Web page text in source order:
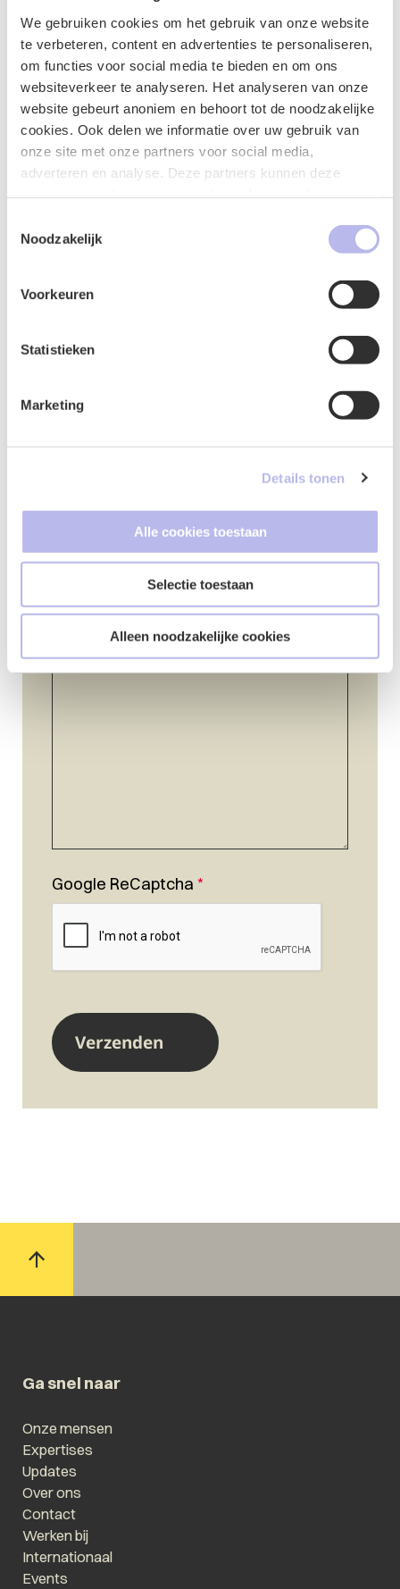
We gebruiken cookies om het gebruik van onze website
te verbeteren, content en advertenties te personaliseren,
om functies voor social media te bieden en om ons
websiteverkeer te analyseren. Het analyseren van onze
website gebeurt anoniem en behoort tot de noodzakelijke
cookies. Ook delen we informatie over uw gebruik van
onze site met onze partners voor social media,
adverteren en analyse. Deze partners kunnen deze
uw gebruik van hun services.
Noodzakelijk
Voorkeuren
Statistieken
Marketing
Details tonen
Alle cookies toestaan
Selectie toestaan
Alleen noodzakelijke cookies
Contactformulier
Telefoonnummer*
Vraag of opmerking*
Google ReCaptcha *
Ga snel naar
Onze mensen
Expertises
Updates
Over ons
Contact
Werken bij
Internationaal
Events